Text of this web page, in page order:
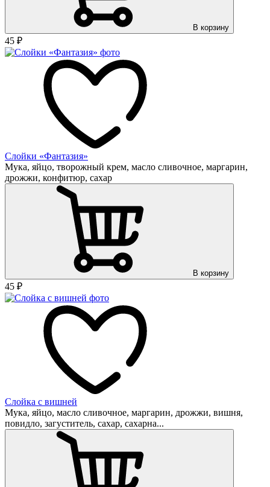
В корзину
45 ₽
Слойки «Фантазия»
Мука, яйцо, творожный крем, масло сливочное, маргарин,
дрожжи, конфитюр, сахар
В корзину
45 ₽
Слойка с вишней
Мука, яйцо, масло сливочное, маргарин, дрожжи, вишня,
повидло, загуститель, сахар, сахарна...